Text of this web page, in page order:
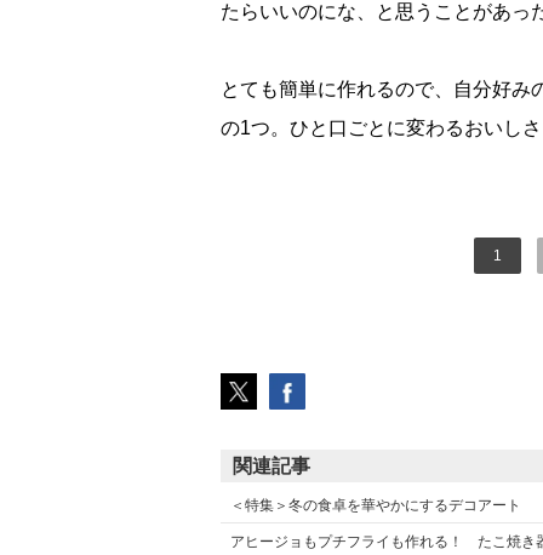
たらいいのにな、と思うことがあ
とても簡単に作れるので、自分好み
の1つ。ひと口ごとに変わるおいし
1
関連記事
＜特集＞冬の食卓を華やかにするデコアート
アヒージョもプチフライも作れる！ たこ焼き